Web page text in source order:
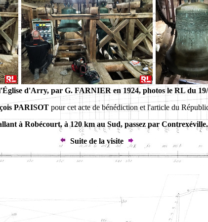
d'Arry, par G. FARNIER en 1924, photos le RL du 19/
PARISOT pour cet acte de bénédiction et l'article du
à Robécourt, à 120 km au Sud, passez par Contrexéville.
Suite de la visite